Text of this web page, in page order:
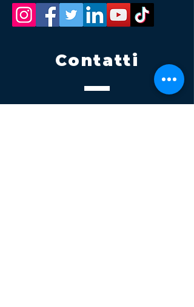
Contatti